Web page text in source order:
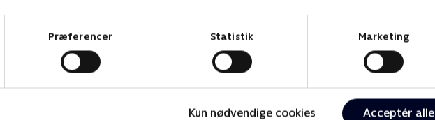
Præferencer Statistik Marketing
Kun nødvendige cookies Acceptér alle